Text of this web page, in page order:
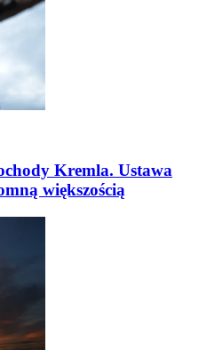
Kremla. Ustawa
większością